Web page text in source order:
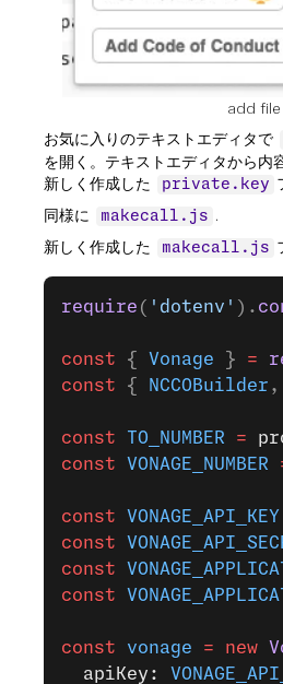
add file
お気に入りのテキストエディタで
を開く。テキストエディタから内
新しく作成した
private.key
同様に
makecall.js .
新しく作成した
makecall.js
require ( 'dotenv' ).
const { Vonage } =
const { NCCOBuilder ,
const TO_NUMBER =
const VONAGE_NUMBER
const VONAGE_API_KEY
const
const
const
const vonage = new
  apiKey: